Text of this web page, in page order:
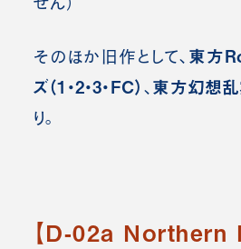
そのほか旧作として、 東方
ズ（1・2・3・FC） 、 東方幻想
り。
【D-02a Northern